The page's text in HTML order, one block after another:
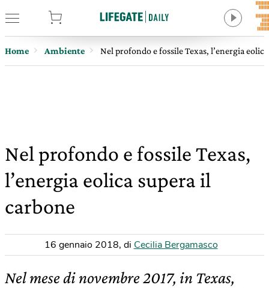
Home Ambiente Nel profondo e fossile Texas, l’energia
Nel profondo e fossile Texas,
l’energia eolica supera il
carbone
16 gennaio 2018, di Cecilia Bergamasco
Nel mese di novembre 2017, in Texas,